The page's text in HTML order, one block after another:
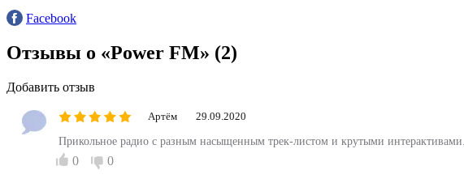
Facebook
Отзывы о «Power FM» (2)
Добавить отзыв
Артём 29.09.2020
Прикольное радио с разным насыщенным трек-листом и крутыми интерактивами.
0 0